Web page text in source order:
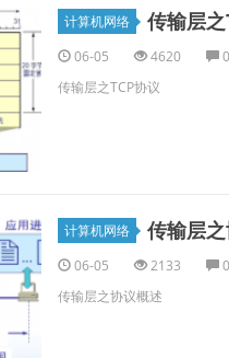
计算机网络 传输层
06-05 4620
0
传输层之TCP协议
计算机网络 传输层
06-05 2133
0
传输层之协议概述